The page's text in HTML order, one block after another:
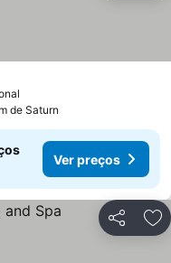
de Saturn
Ver preços
Partilhar